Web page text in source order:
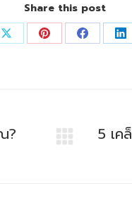
Share this post
Share Share Share
?
Next
5 เค